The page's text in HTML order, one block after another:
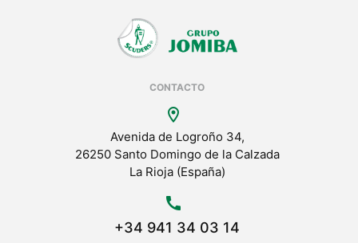
CONTACTO
location_on
Avenida de Logroño 34,
26250 Santo Domingo de la Calzada
La Rioja (España)
call
+34 941 34 03 14